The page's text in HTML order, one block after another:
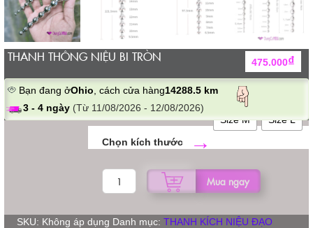
475.000₫
THANH THÔNG NIỆU BI TRÒN
Bạn đang ởOhio, cách cửa hàng14288.5 km
3 - 4 ngày (Từ 11/08/2026 - 12/08/2026)
kích thước
Size M Size L
THANH
THÔNG
BI
Mua ngay
SKU: Không áp dụng Danh mục: THANH KÍCH NIỆU ĐẠO